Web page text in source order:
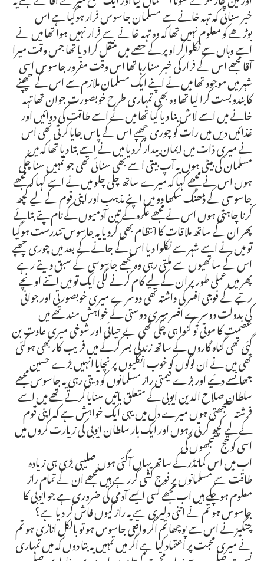
خبر سنائی کہ تہہ خانے سے مسلمان جاسوس فرار ہوگیا ہے اس
بوڑھے کو معلوم نہیں تھا کہ وہ تہہ خانے سے فرار نہیں ہوا تھا میں نے
اسے وہاں سے نکلوا کر اوپر کے حصے میں منتقل کرا دیا تھا جس وقت میرا
آقا مجھے اس کے فرار کی خبر سنا رہا تھا اس وقت مفرور جاسوس اسی
شہر میں موجود تھا میں نے اپنے ایک مسلمان ملازم سے اس کے چھپنے
کا بندوبست کرا لیا تھا وہ بھی تمہاری طرح خوبصورت جوان تھا تہہ
خانے میں اسے لاش بنا دیا گیا تھا میں نے اسے طاقت کی دوائیں اور
غذائیں دیں میں رات کو چوری چھپے اس کے پاس جایا کرتی تھی اس
نے میری ذات میں ایمان بیدار کردیا میں نے اسے بتا دیا تھا کہ میں
مسلمان کی بیٹی ہوں یہ آپ بیتی اسے بھی سنائی تھی جو تمہیں سنا چکی
ہوں اس نے مجھے کہا کہ میرے ساتھ چلی چلو میں نے اسے کہا کہ مجھے
جاسوسی کے ڈھنگ سکھا دو میں اپنے مذہب اور اپنی قوم کے لیے کچھ
کرنا چاہتی ہوں اس نے مجھے عکرہ کے تین آدمیوں کے نام پتے بتائے
پھر ان کے ساتھ ملاقات کا انتظام بھی کردیا یہ جاسوس تندرست ہوگیا
تو میں نے اسے شہر سے نکلوا دیا اس کے جانے کے بعد میں چوری چھپے
اس کے ساتھیوں سے ملتی رہی وہ مجھے جاسوسی کے سبق دیتے رہے
پھر میں عملی طور پر ان کے لیے کام کرنے لگی ایک تو میں اتنے اونچے
رتبے کے فوجی افسر کی داشتہ تھی دوسرے میری خوبصورتی اور جوانی
کی بدولت دوسرے افسر میری دوستی کے خواہش مند تھے میں
عصمت کا موتی تو گنوا ہی چکی تھی بے حیائی اور شوخی میری عادت بن
گئی تھی گناہ گاروں کے ساتھ زندگی بسر کرکے میں فریب کار بھی ہوگئی
تھی میں نے ان لوگوں کو خوب انگلیوں پر نچایا انہیں بڑے حسین
جھانسے دئیے اور بڑے قیمتی راز مسلمانوں کو دیتی رہی یہ جاسوس مجھے
سلطان صلاح الدین ایوبی کے متعلق باتیں سنایا کرتے تھے میں اسے
فرشتہ سمجھتی ہوں میرے دل میں یہی ایک خواہش ہے کہ اپنی قوم
کے لیے کچھ کرتی رہوں اور ایک بار سلطان ایوبی کی زیارت کروں میں
اسی کو حج سمجھوں گی
اب میں اس کمانڈر کے ساتھ یہاں آگئی ہوں صلیبی بڑی ہی زیادہ
طاقت سے مسلمانوں پر فوج کشی کررہے ہیں مجھے ان کے تمام راز
معلوم ہوچکے ہیں اب مجھے کسی ایسے آدمی کی ضروری ہے جو ایوبی کا
جاسوس ہو تم نے اتنی دلیری سے یہ راز کیوں فاش کر دیا ہے؟
چنگیز نے اس سے پوچھا تم اگر واقعی جاسوس ہو تو بالکل اناڑی ہو تم
نے میری محبت پر اعتماد کیا ہے اگر میں تمہیں یہ بتا دوں کہ میں تمہاری